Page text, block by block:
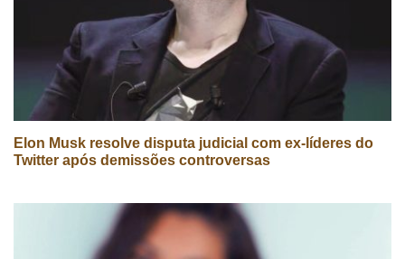
Elon Musk resolve disputa judicial com ex-líderes do
Twitter após demissões controversas